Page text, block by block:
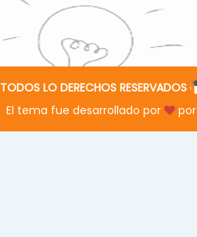
TODOS LO DERECHOS RESERVADOS
El tema fue desarrollado por
por